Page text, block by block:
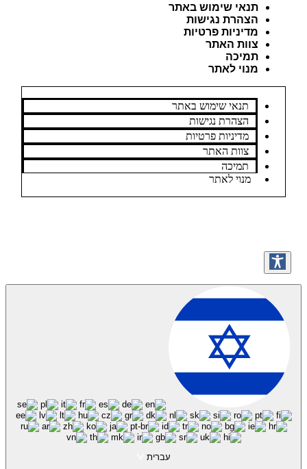
תנאי שימוש באתר
הצהרת נגישות
מדיניות פרטיות
צוות האתר
תמיכה
מנוי לאתר
תנאי שימוש באתר
הצהרת נגישות
מדיניות פרטיות
צוות האתר
תמיכה
מנוי לאתר
עברית